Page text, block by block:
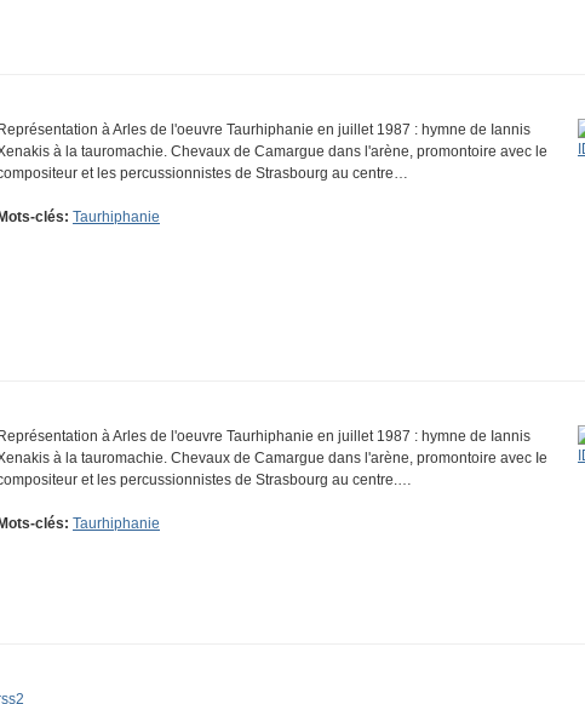
Représentation à Arles de l'oeuvre Taurhiphanie en juillet 1987 : hymne de Iannis
à la tauromachie. Chevaux de Camargue dans l'arène, promontoire avec le
et les percussionnistes de Strasbourg au centre…
Mots-clés: Taurhiphanie
Représentation à Arles de l'oeuvre Taurhiphanie en juillet 1987 : hymne de Iannis
à la tauromachie. Chevaux de Camargue dans l'arène, promontoire avec Ie
et les percussionnistes de Strasbourg au centre.…
Mots-clés: Taurhiphanie